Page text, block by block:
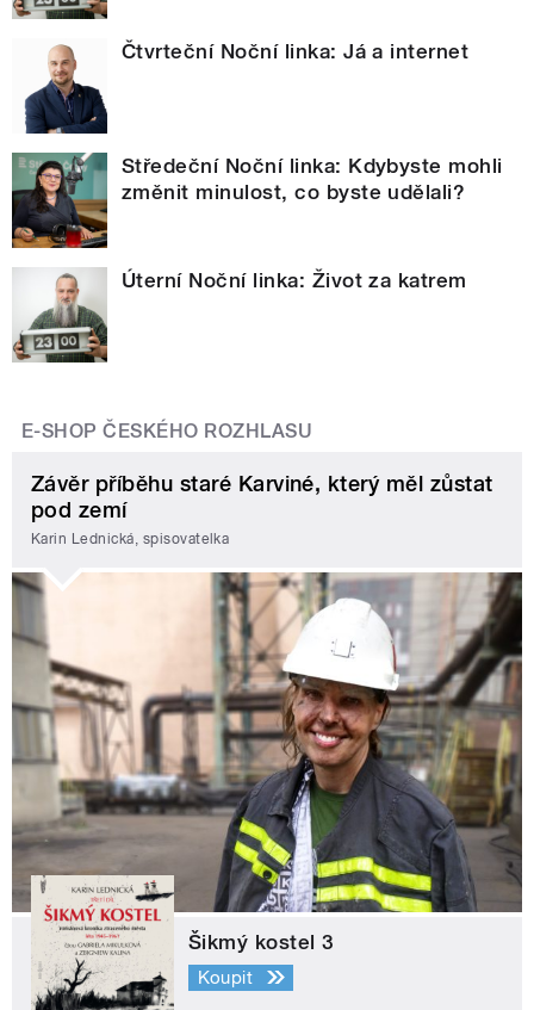
Čtvrteční Noční linka: Já a internet
Středeční Noční linka: Kdybyste mohli
změnit minulost, co byste udělali?
Úterní Noční linka: Život za katrem
E-SHOP ČESKÉHO ROZHLASU
Závěr příběhu staré Karviné, který měl zůstat
pod zemí
Karin Lednická, spisovatelka
Šikmý kostel 3
Koupit